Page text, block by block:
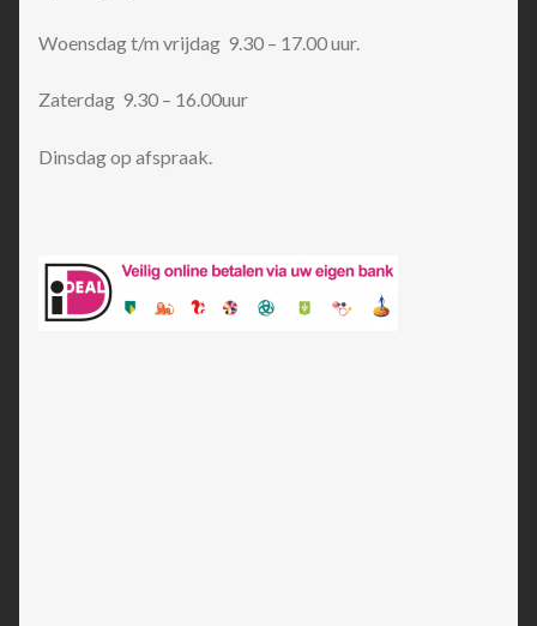
Woensdag t/m vrijdag 9.30 – 17.00 uur.
Zaterdag 9.30 – 16.00uur
Dinsdag op afspraak.